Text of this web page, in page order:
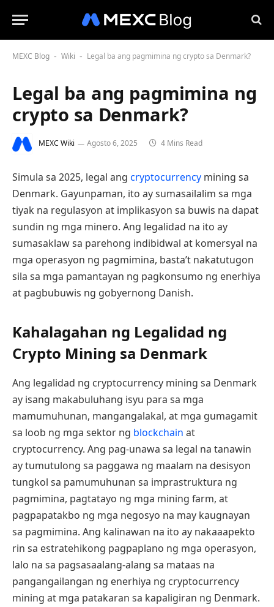
MEXC Blog - Wiki - Legal ba ang pagmimina ng crypto sa Denmark?
Legal ba ang pagmimina ng
crypto sa Denmark?
MEXC Wiki Agosto 6, 2025 4 Mins Read
Simula sa 2025, legal ang cryptocurrency mining sa
Denmark. Gayunpaman, ito ay sumasailalim sa mga
tiyak na regulasyon at implikasyon sa buwis na dapat
sundin ng mga minero. Ang legalidad na ito ay
sumasaklaw sa parehong indibidwal at komersyal na
mga operasyon ng pagmimina, basta’t nakatutugon
sila sa mga pamantayan ng pagkonsumo ng enerhiya
at pagbubuwis ng gobyernong Danish.
Kahalagahan ng Legalidad ng
Crypto Mining sa Denmark
Ang legalidad ng cryptocurrency mining sa Denmark
ay isang makabuluhang isyu para sa mga
mamumuhunan, mangangalakal, at mga gumagamit
sa loob ng mga sektor ng blockchain at
cryptocurrency. Ang pag-unawa sa legal na tanawin
ay tumutulong sa paggawa ng maalam na desisyon
tungkol sa pamumuhunan sa imprastruktura ng
pagmimina, pagtatayo ng mga mining farm, at
pagpapatakbo ng mga negosyo na may kaugnayan
sa pagmimina. Ang kalinawan na ito ay nakaaapekto
rin sa estratehikong pagpaplano ng mga operasyon,
lalo na sa pagsasaalang-alang sa mataas na
pangangailangan ng enerhiya ng cryptocurrency
mining at mga patakaran sa kapaligiran ng Denmark.